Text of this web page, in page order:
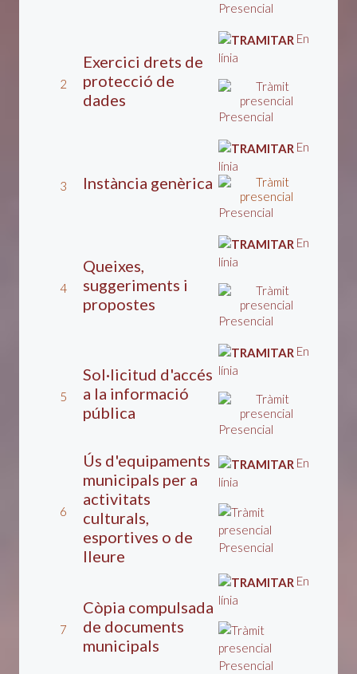
Presencial
2
Exercici drets de
protecció de
dades
En
línia
Presencial
3 Instància genèrica
En
línia
Presencial
4
Queixes,
suggeriments i
propostes
En
línia
Presencial
5
Sol·licitud d'accés
a la informació
pública
En
línia
Presencial
6
Ús d'equipaments
municipals per a
activitats
culturals,
esportives o de
lleure
En
línia
Presencial
7
Còpia compulsada
de documents
municipals
En
línia
Presencial